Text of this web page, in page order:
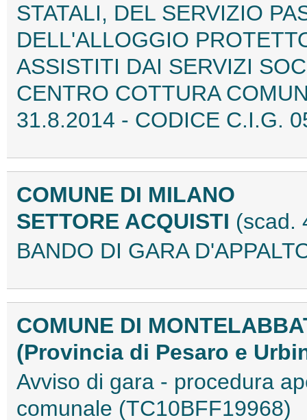
STATALI, DEL SERVIZIO
DELL'ALLOGGIO
ASSISTITI DAI SERVIZI
CENTRO COTTURA
31.8.2014 - CODICE C.I.G.
COMUNE DI MILANO
SETTORE ACQUISTI (scad.
BANDO DI GARA
COMUNE DI
(Provincia di Pesaro e
Avviso di gara - procedura
comunale (TC10BFF19968)